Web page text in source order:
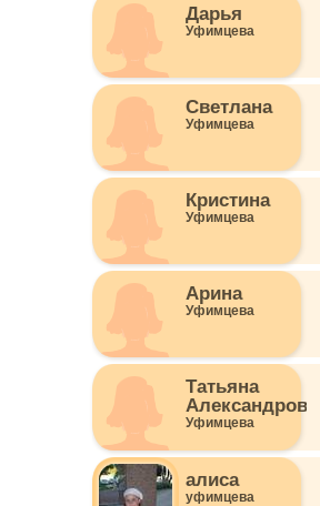
Дарья
Уфимцева
Светлана
Уфимцева
Кристина
Уфимцева
Арина
Уфимцева
Татьяна
Александровна
Уфимцева
алиса
уфимцева